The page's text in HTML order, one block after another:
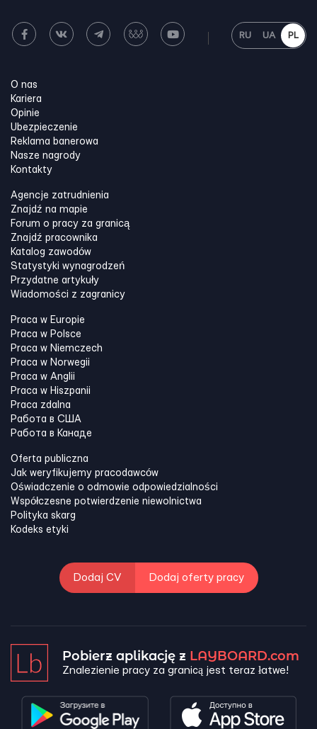
RU UA PL
O nas
Kariera
Opinie
Ubezpieczenie
Reklama banerowa
Nasze nagrody
Kontakty
Agencje zatrudnienia
Znajdź na mapie
Forum o pracy za granicą
Znajdź pracownika
Katalog zawodów
Statystyki wynagrodzeń
Przydatne artykuły
Wiadomości z zagranicy
Praca w Europie
Praca w Polsce
Praca w Niemczech
Praca w Norwegii
Praca w Anglii
Praca w Hiszpanii
Praca zdalna
Работа в США
Работа в Канадe
Oferta publiczna
Jak weryfikujemy pracodawców
Oświadczenie o odmowie odpowiedzialności
Współczesne potwierdzenie niewolnictwa
Polityka skarg
Kodeks etyki
Dodaj CV Dodaj oferty pracy
Pobierz aplikację z LAYBOARD.com
Znalezienie pracy za granicą jest teraz łatwe!